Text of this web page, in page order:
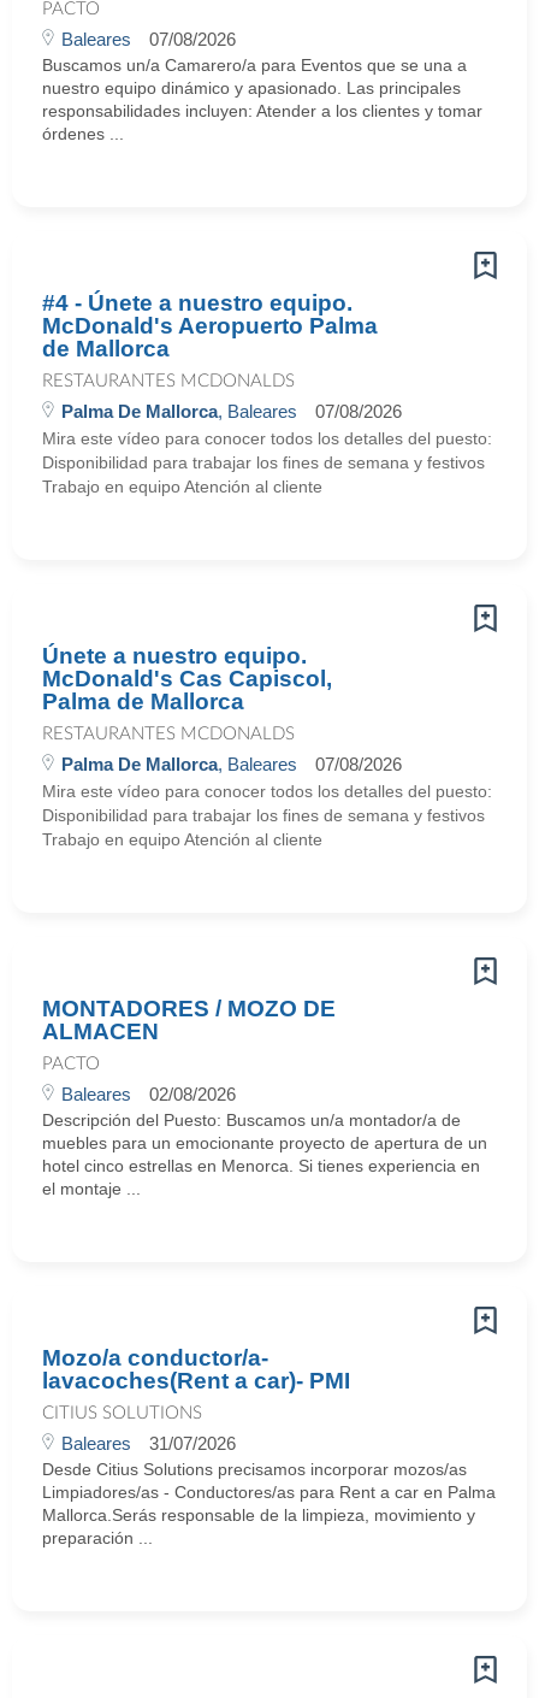
PACTO
Baleares 07/08/2026
Buscamos un/a Camarero/a para Eventos que se una a
nuestro equipo dinámico y apasionado. Las principales
responsabilidades incluyen: Atender a los clientes y tomar
órdenes ...
#4 - Únete a nuestro equipo.
McDonald's Aeropuerto Palma
de Mallorca
RESTAURANTES MCDONALDS
Palma De Mallorca, Baleares 07/08/2026
Mira este vídeo para conocer todos los detalles del puesto:
Disponibilidad para trabajar los fines de semana y festivos
Trabajo en equipo Atención al cliente
Únete a nuestro equipo.
McDonald's Cas Capiscol,
Palma de Mallorca
RESTAURANTES MCDONALDS
Palma De Mallorca, Baleares 07/08/2026
Mira este vídeo para conocer todos los detalles del puesto:
Disponibilidad para trabajar los fines de semana y festivos
Trabajo en equipo Atención al cliente
MONTADORES / MOZO DE
ALMACEN
PACTO
Baleares 02/08/2026
Descripción del Puesto: Buscamos un/a montador/a de
muebles para un emocionante proyecto de apertura de un
hotel cinco estrellas en Menorca. Si tienes experiencia en
el montaje ...
Mozo/a conductor/a-
lavacoches(Rent a car)- PMI
CITIUS SOLUTIONS
Baleares 31/07/2026
Desde Citius Solutions precisamos incorporar mozos/as
Limpiadores/as - Conductores/as para Rent a car en Palma
Mallorca.Serás responsable de la limpieza, movimiento y
preparación ...